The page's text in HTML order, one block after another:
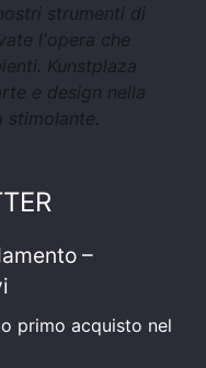
strumenti di
l'opera che
Kunstplaza
e design nella
stimolante.
–
primo acquisto nel